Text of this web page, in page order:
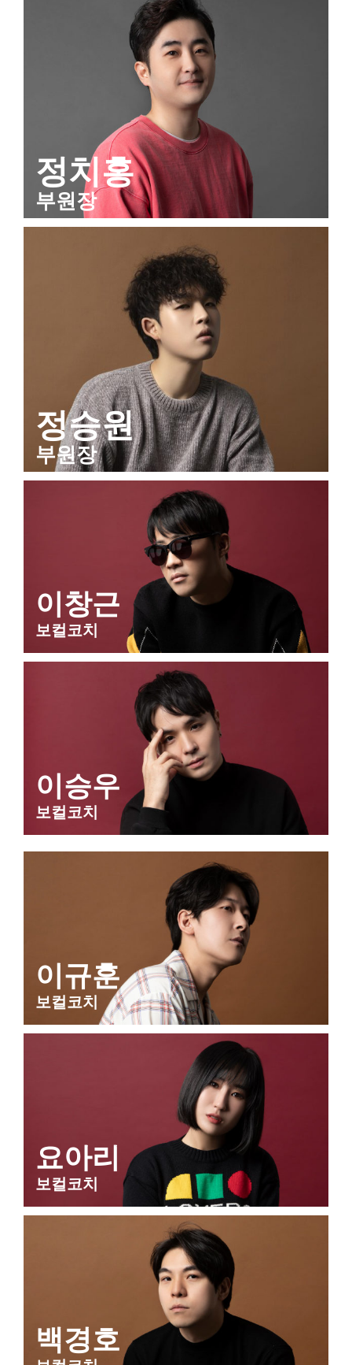
정치홍
부원장
정승원
부원장
이창근
보컬코치
이승우
보컬코치
이규훈
보컬코치
요아리
보컬코치
백경호